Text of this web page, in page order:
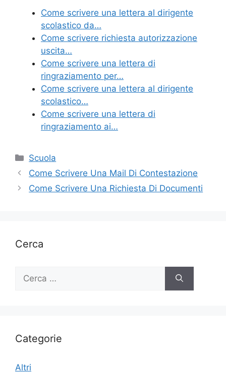
e
b
o
o
k
er e
st
l
di
di
Come scrivere una lettera al dirigente
scolastico da…
Come scrivere richiesta autorizzazione
uscita…
Come scrivere una lettera di
ringraziamento per…
Come scrivere una lettera al dirigente
scolastico…
Come scrivere una lettera di
ringraziamento ai…
Categorie
Scuola
Come Scrivere Una Mail Di Contestazione
Come Scrivere Una Richiesta Di Documenti
Cerca
per:
Categorie
Altri